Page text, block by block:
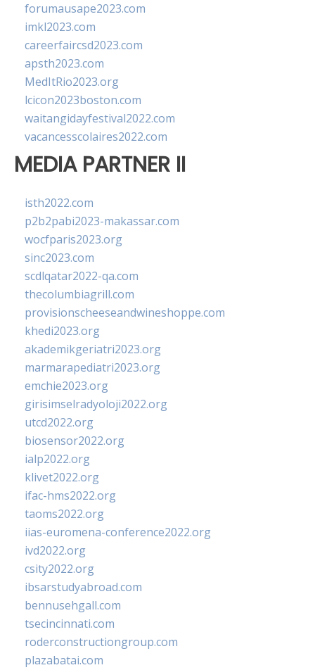
forumausape2023.com
imkl2023.com
careerfaircsd2023.com
apsth2023.com
MedItRio2023.org
lcicon2023boston.com
waitangidayfestival2022.com
vacancesscolaires2022.com
MEDIA PARTNER II
isth2022.com
p2b2pabi2023-makassar.com
wocfparis2023.org
sinc2023.com
scdlqatar2022-qa.com
thecolumbiagrill.com
provisionscheeseandwineshoppe.com
khedi2023.org
akademikgeriatri2023.org
marmarapediatri2023.org
emchie2023.org
girisimselradyoloji2022.org
utcd2022.org
biosensor2022.org
ialp2022.org
klivet2022.org
ifac-hms2022.org
taoms2022.org
iias-euromena-conference2022.org
ivd2022.org
csity2022.org
ibsarstudyabroad.com
bennusehgall.com
tsecincinnati.com
roderconstructiongroup.com
plazabatai.com